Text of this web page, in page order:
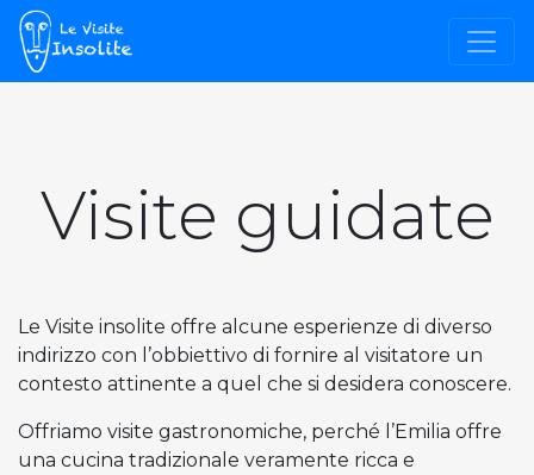
Visite guidate
Le Visite insolite offre alcune esperienze di diverso
indirizzo con l’obbiettivo di fornire al visitatore un
contesto attinente a quel che si desidera conoscere.
Offriamo visite gastronomiche, perché l’Emilia offre
una cucina tradizionale veramente ricca e